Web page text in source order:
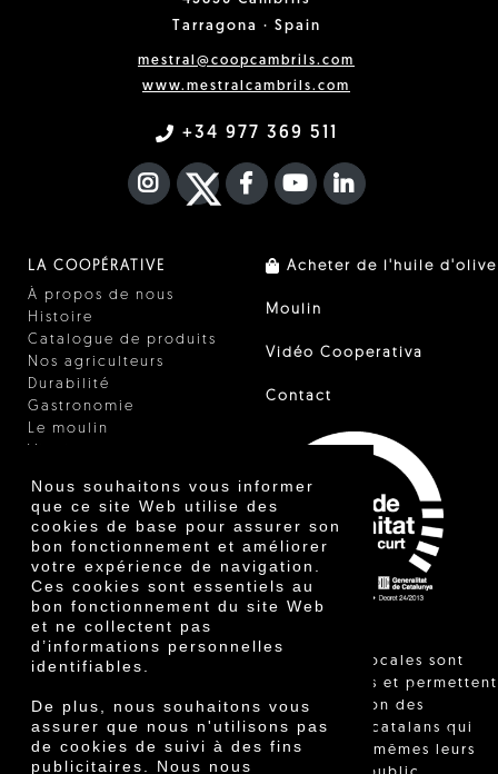
Nous souhaitons vous informer
que ce site Web utilise des
cookies de base pour assurer son
bon fonctionnement et améliorer
votre expérience de navigation.
Ces cookies sont essentiels au
bon fonctionnement du site Web
et ne collectent pas
d’informations personnelles
identifiables.
De plus, nous souhaitons vous
assurer que nous n'utilisons pas
de cookies de suivi à des fins
publicitaires. Nous nous
Tarragona · Spain
mestral@coopcambrils.com
www.mestralcambrils.com
+34 977 369 511
INSTAGRAM
TWITTER
FACEBOOK F
YOUTUBEFA LINKEDIN
LA COOPÉRATIVE
À propos de nous
Histoire
Catalogue de produits
Nos agriculteurs
Durabilité
Gastronomie
Le moulin
Certificats
Prix
Innovation
Acheter de l'huile d'olive
Moulin
Vidéo Cooperativa
Contact
"Les ventes locales sont
réglementées et permettent
l'identification des
agriculteurs catalans qui
vendent eux-mêmes leurs